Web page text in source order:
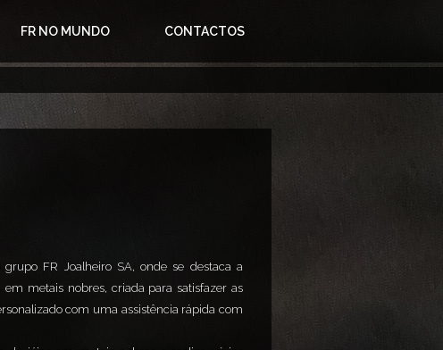
FR NO MUNDO CONTACTOS
FR Joalheiro SA, onde se destaca a
metais nobres, criada para satisfazer as
com uma assistência rápida com